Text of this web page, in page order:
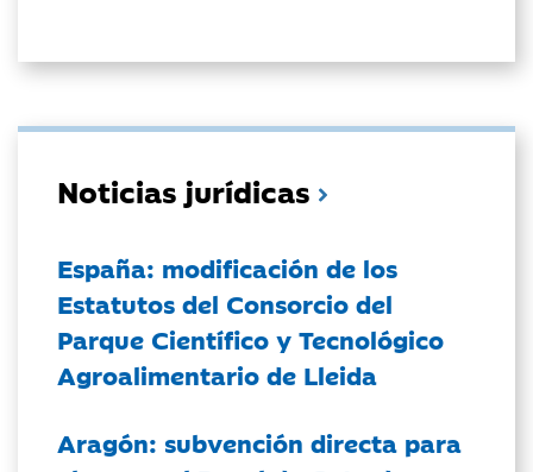
Noticias jurídicas
España: modificación de los
Estatutos del Consorcio del
Parque Científico y Tecnológico
Agroalimentario de Lleida
Aragón: subvención directa para